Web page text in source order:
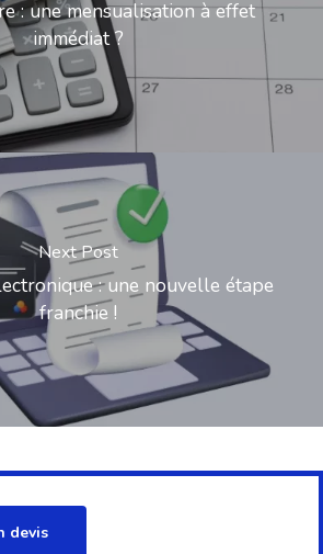
: une mensualisation à effet
immédiat ?
Next Post
: une nouvelle étape
franchie !
devis